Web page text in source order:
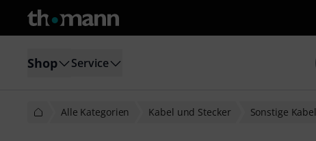
Shop Service
Alle Kategorien Kabel und Stecker Sonstige Kabel